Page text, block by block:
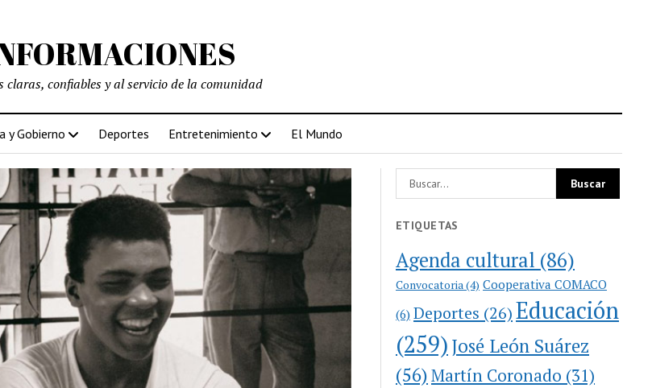
claras, confiables y al servicio de la comunidad
y Gobierno Deportes Entretenimiento El Mundo
ETIQUETAS
Agenda cultural (86)
Convocatoria (4) Cooperativa COMACO
(6) Deportes (26)Educación
(259)José León Suárez
(56)Martín Coronado (31)